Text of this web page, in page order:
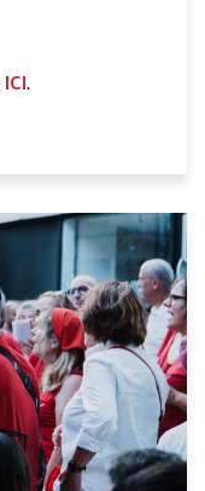
ICI.